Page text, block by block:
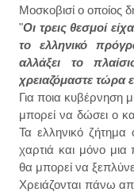
Μοσκοβισί ο οποίος
"Οι τρεις θεσμοί
το ελληνικό
αλλάξει το
χρειαζόμαστε τώρα
Για ποια κυβέρνηση
μπορεί να δώσει ο
Τα ελληνικό ζήτημα
χαρτιά και μόνο
θα μπορεί να
Χρειάζονται πάνω